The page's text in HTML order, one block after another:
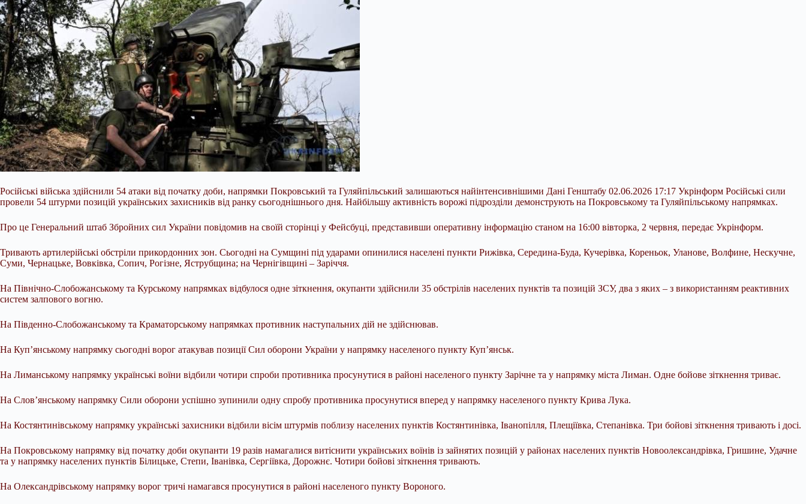
Російські війська здійснили 54 атаки від початку доби, напрямки Покровський та Гуляйпільський залишаються найінтенсивнішими Дані Генштабу 02.06.2026 17:17 Укрінформ Російські сили
провели 54 штурми позицій українських захисників від ранку сьогоднішнього дня. Найбільшу активність ворожі підрозділи демонструють на Покровському та Гуляйпільському напрямках.
Про це Генеральний штаб Збройних сил України повідомив на своїй сторінці у Фейсбуці, представивши оперативну інформацію станом на 16:00 вівторка, 2 червня, передає Укрінформ.
Тривають артилерійські обстріли прикордонних зон. Сьогодні на Сумщині під ударами опинилися населені пункти Рижівка, Середина-Буда, Кучерівка, Кореньок, Уланове, Волфине, Нескучне,
Суми, Чернацьке, Вовківка, Сопич, Рогізне, Яструбщина; на Чернігівщині – Заріччя.
На Північно-Слобожанському та Курському напрямках відбулося одне зіткнення, окупанти здійснили 35 обстрілів населених пунктів та позицій ЗСУ, два з яких – з використанням реактивних
систем залпового вогню.
На Південно-Слобожанському та Краматорському напрямках противник наступальних дій не здійснював.
На Куп’янському напрямку сьогодні ворог атакував позиції Сил оборони України у напрямку населеного пункту Куп’янськ.
На Лиманському напрямку українські воїни відбили чотири спроби противника просунутися в районі населеного пункту Зарічне та у напрямку міста Лиман. Одне бойове зіткнення триває.
На Слов’янському напрямку Сили оборони успішно зупинили одну спробу противника просунутися вперед у напрямку населеного пункту Крива Лука.
На Костянтинівському напрямку українські захисники відбили вісім штурмів поблизу населених пунктів Костянтинівка, Іванопілля, Плещіївка, Степанівка. Три бойові зіткнення тривають і досі.
На Покровському напрямку від початку доби окупанти 19 разів намагалися витіснити українських воїнів із зайнятих позицій у районах населених пунктів Новоолександрівка, Гришине, Удачне
та у напрямку населених пунктів Білицьке, Степи, Іванівка, Сергіївка, Дорожнє. Чотири бойові зіткнення тривають.
На Олександрівському напрямку ворог тричі намагався просунутися в районі населеного пункту Вороного.